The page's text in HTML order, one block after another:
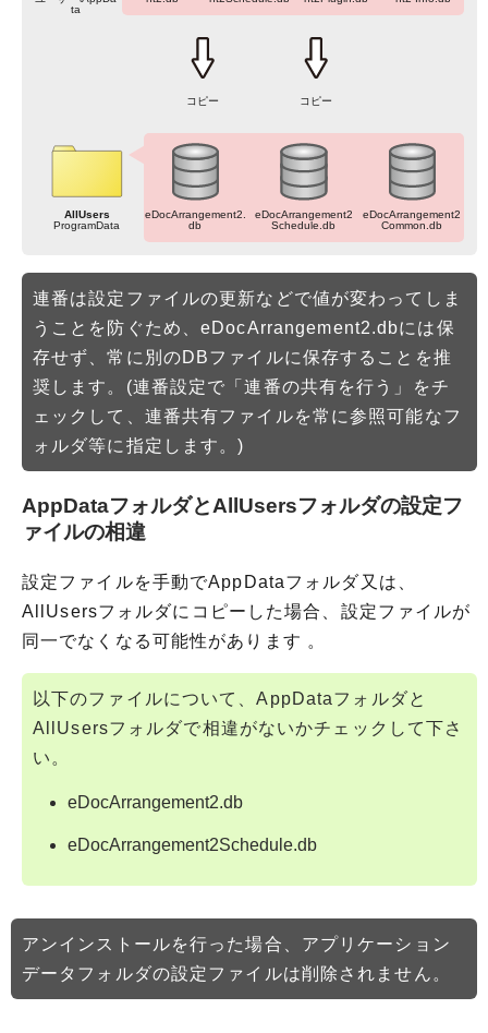
ta
コピー コピー
AllUsers
ProgramData
eDocArrangement2.
db
eDocArrangement2
Schedule.db
eDocArrangement2
Common.db
連番は設定ファイルの更新などで値が変わってしま
うことを防ぐため、eDocArrangement2.dbには保
存せず、常に別のDBファイルに保存することを推
奨します。(連番設定で「連番の共有を行う」をチ
ェックして、連番共有ファイルを常に参照可能なフ
ォルダ等に指定します。)
AppDataフォルダとAllUsersフォルダの設定フ
ァイルの相違
設定ファイルを手動でAppDataフォルダ又は、
AllUsersフォルダにコピーした場合、設定ファイルが
同一でなくなる可能性があります 。
以下のファイルについて、AppDataフォルダと
AllUsersフォルダで相違がないかチェックして下さ
い。
eDocArrangement2.db
eDocArrangement2Schedule.db
アンインストールを行った場合、アプリケーション
データフォルダの設定ファイルは削除されません。